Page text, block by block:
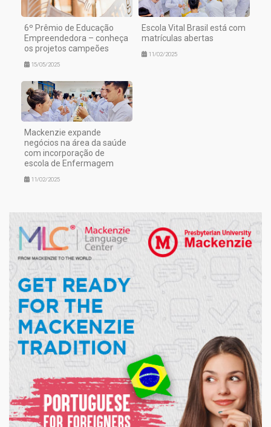
6º Prêmio de Educação
Empreendedora – conheça
os projetos campeões
15/05/2025
Escola Vital Brasil está com
matrículas abertas
11/02/2025
Mackenzie expande
negócios na área da saúde
com incorporação de
escola de Enfermagem
11/02/2025